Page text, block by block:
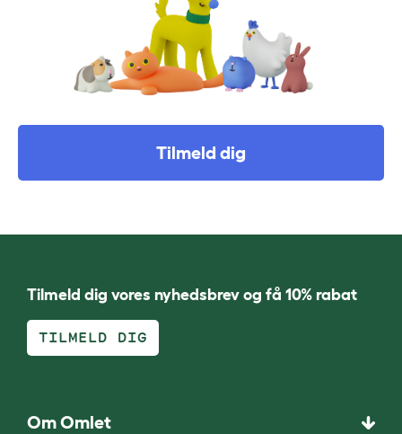
Tilmeld dig
Tilmeld dig vores nyhedsbrev og få 10% rabat
TILMELD DIG
Om Omlet